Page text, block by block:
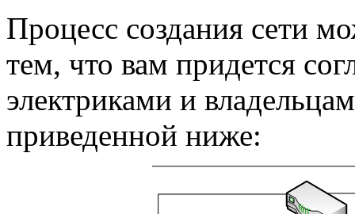
Процесс создания сети
тем, что вам придется
электриками и
приведенной ниже: